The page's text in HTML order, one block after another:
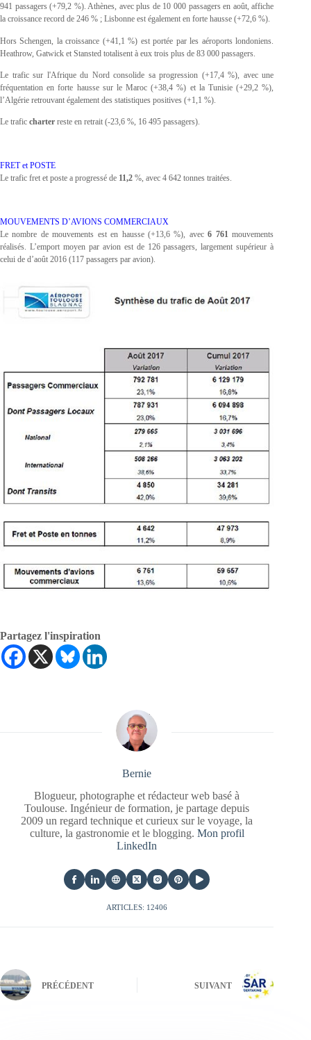
941 passagers (+79,2 %). Athènes, avec plus de 10 000 passagers en août, affiche
la croissance record de 246 % ; Lisbonne est également en forte hausse (+72,6 %).
Hors Schengen, la croissance (+41,1 %) est portée par les aéroports londoniens.
Heathrow, Gatwick et Stansted totalisent à eux trois plus de 83 000 passagers.
Le trafic sur l'Afrique du Nord consolide sa progression (+17,4 %), avec une
fréquentation en forte hausse sur le Maroc (+38,4 %) et la Tunisie (+29,2 %),
l’Algérie retrouvant également des statistiques positives (+1,1 %).
Le trafic charter reste en retrait (-23,6 %, 16 495 passagers).
FRET et POSTE
Le trafic fret et poste a progressé de 11,2 %, avec 4 642 tonnes traitées.
MOUVEMENTS D’AVIONS COMMERCIAUX
Le nombre de mouvements est en hausse (+13,6 %), avec6 761 mouvements
réalisés. L’emport moyen par avion est de 126 passagers, largement supérieur à
celui de d’août 2016 (117 passagers par avion).
Partagez l'inspiration
Bernie
Blogueur, photographe et rédacteur web basé à
Toulouse. Ingénieur de formation, je partage depuis
2009 un regard technique et curieux sur le voyage, la
culture, la gastronomie et le blogging. Mon profil
LinkedIn
ARTICLES: 12406
PRÉCÉDENT SUIVANT